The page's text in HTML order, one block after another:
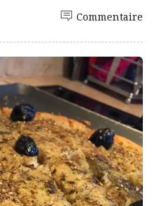
Commentaire